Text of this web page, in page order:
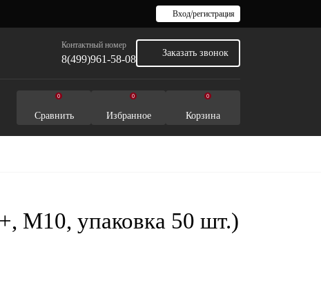
Вход/регистрация
Контактный номер
8(499)961-58-08
Заказать звонок
0
Сравнить
0
Избранное
0
Корзина
M10, упаковка 50 шт.)